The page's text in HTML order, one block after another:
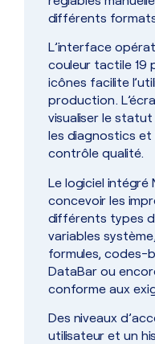
différents
L’interface
couleur tactile 19
icônes facilite
production.
visualiser le
les diagnostics et
contrôle qualité.
Le logiciel intégré
concevoir les
différents types
variables
formules, codes-
DataBar ou
conforme aux
Des niveaux
utilisateur et un